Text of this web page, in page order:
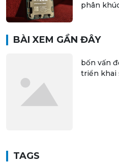
phân
BÀI XEM GẦN ĐÂY
bốn vấn
triển khai
TAGS